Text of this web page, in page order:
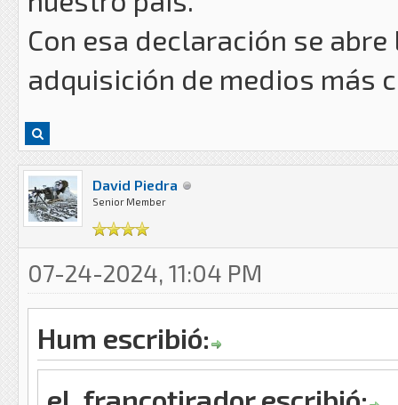
Con esa declaración se
adquisición de medios más
David Piedra
Senior Member
07-24-2024, 11:04 PM
Hum escribió: